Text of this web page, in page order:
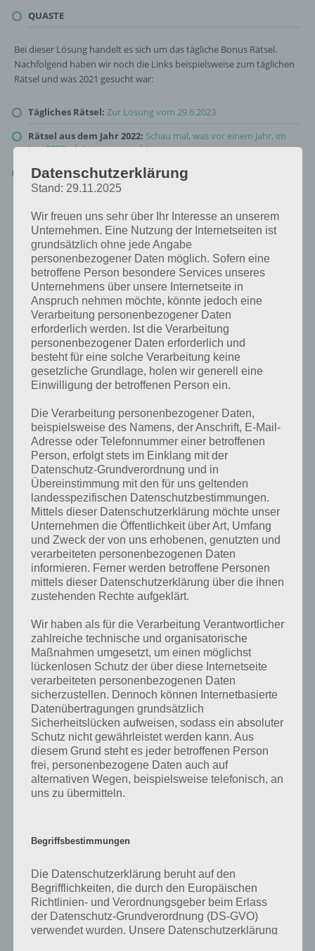
QUASTE
Bei dieser Lösung handelt es sich um das tägliche Bonus Rätsel.
Nachfolgend haben wir noch die Links beispielsweise zum täglichen
Rätsel und was 2021 gesucht war:
Tägliches Rätsel: Zur Lösung vom 29.6.2023
Rätsel aus dem Jahr 2022: Schau mal, was vor einem Jahr, im
Juni 2022, als Lösung gesucht war
Zur Übersicht :4 Bilder 1 Wort Lösungen zu Retro und Nostalgie
im Juni 2023
Kurze Begriffserklärung zur Lösung
Quaste
Bilder 1 Wort, doch welche Bedeutung hat dieses eigentlich und was
gibt es dazu zu wissen? Passt das Wort auch zu Retro und Nostalgie?
Zu bestimmten Lösungen präsentieren wir daher auch immer eine
kurze Begriffserklärung!
Zu Quaste haben wir zunächst keine weiteren Informationen parat!
Auf WhatsApp teilen Teilen auf Facebook
Mehr Artikel hier auf Touchportal
Datenschutzerklärung
Stand: 29.11.2025
Wir freuen uns sehr über Ihr Interesse an unserem
Unternehmen. Eine Nutzung der Internetseiten ist
grundsätzlich ohne jede Angabe
personenbezogener Daten möglich. Sofern eine
betroffene Person besondere Services unseres
Unternehmens über unsere Internetseite in
Anspruch nehmen möchte, könnte jedoch eine
Verarbeitung personenbezogener Daten
erforderlich werden. Ist die Verarbeitung
personenbezogener Daten erforderlich und
besteht für eine solche Verarbeitung keine
gesetzliche Grundlage, holen wir generell eine
Einwilligung der betroffenen Person ein.
Die Verarbeitung personenbezogener Daten,
beispielsweise des Namens, der Anschrift, E-Mail-
Adresse oder Telefonnummer einer betroffenen
Person, erfolgt stets im Einklang mit der
Datenschutz-Grundverordnung und in
Übereinstimmung mit den für uns geltenden
landesspezifischen Datenschutzbestimmungen.
Mittels dieser Datenschutzerklärung möchte unser
Unternehmen die Öffentlichkeit über Art, Umfang
und Zweck der von uns erhobenen, genutzten und
verarbeiteten personenbezogenen Daten
informieren. Ferner werden betroffene Personen
mittels dieser Datenschutzerklärung über die ihnen
zustehenden Rechte aufgeklärt.
Wir haben als für die Verarbeitung Verantwortlicher
zahlreiche technische und organisatorische
Maßnahmen umgesetzt, um einen möglichst
lückenlosen Schutz der über diese Internetseite
verarbeiteten personenbezogenen Daten
sicherzustellen. Dennoch können Internetbasierte
Datenübertragungen grundsätzlich
Sicherheitslücken aufweisen, sodass ein absoluter
Schutz nicht gewährleistet werden kann. Aus
diesem Grund steht es jeder betroffenen Person
frei, personenbezogene Daten auch auf
alternativen Wegen, beispielsweise telefonisch, an
uns zu übermitteln.
Begriffsbestimmungen
Die Datenschutzerklärung beruht auf den
Begrifflichkeiten, die durch den Europäischen
Richtlinien- und Verordnungsgeber beim Erlass
der Datenschutz-Grundverordnung (DS-GVO)
verwendet wurden. Unsere Datenschutzerklärung